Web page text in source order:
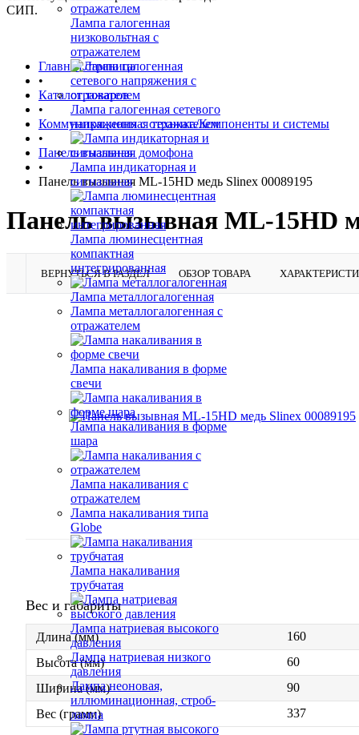
Лампа галогенная
низковольтная с
отражателем
Лампа галогенная сетевого
напряжения с отражателем
Лампа индикаторная и
сигнальная
Лампа люминесцентная
компактная
интегрированная
Лампа металлогалогенная
Лампа металлогалогенная с
отражателем
Лампа накаливания в форме
свечи
Лампа накаливания в форме
шара
Лампа накаливания с
отражателем
Лампа накаливания типа
Globe
Лампа накаливания
трубчатая
Лампа натриевая высокого
давления
Лампа натриевая низкого
давления
Лампа неоновая,
иллюминационная, строб-
лампа
СИП.
Главная страница
•
Каталог товаров
•
Коммуникационная техника/Компоненты и системы
•
Панель вызывная домофона
•
Панель вызывная ML-15HD медь Slinex 00089195
Панель вызывная ML-15HD
ВЕРНУТЬСЯ В РАЗДЕЛ ОБЗОР ТОВАРА
Вес и габариты
Длина (мм)
160
Высота (мм)
60
Ширина (мм)
90
Вес (грамм)
337